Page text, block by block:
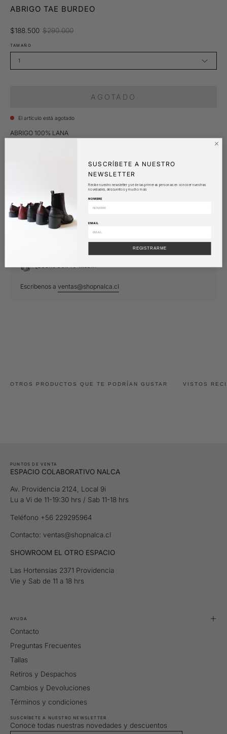
ABRIGO TAE BURDEO
$188.500 $290.000
TAMAÑO
1
AGOTADO
El artículo está agotado
ABRIGO 100% LANA
POLÍTICA DE CAMBIO
¿DUDAS CON TU TALLA?
Escríbenos a ventas@shopnalca.cl
OTROS PRODUCTOS QUE TE PODRÍAN GUSTAR VISTOS
PUNTOS DE VENTA
ESPACIO COLABORATIVO NALCA
Av. Providencia 2124, Local 9i
Lu a Vi de 11-19:30 hrs / Sab 11-18 hrs
Teléfono +56 229295964
Contacto: ventas@shopnalca.cl
SHOWROOM EL OTRO ESPACIO
Las Hortensias 2371 Providencia
Vie y Sab de 11 a 18 hrs
AYUDA
Contacto
Preguntas Frecuentes
Tallas
Retiros y Despachos
Cambios y Devoluciones
Términos y condiciones
SUSCRÍBETE A NUESTRO NEWSLETTER
Conoce todas nuestras novedades y descuentos
SUSCRÍBETE A NUESTRO
NEWSLETTER
Recibe nuestro newsletter y sé de las primeras personas en conocer nuestras
novedades, descuentos y mucho más
NOMBRE
EMAIL
REGISTRARME